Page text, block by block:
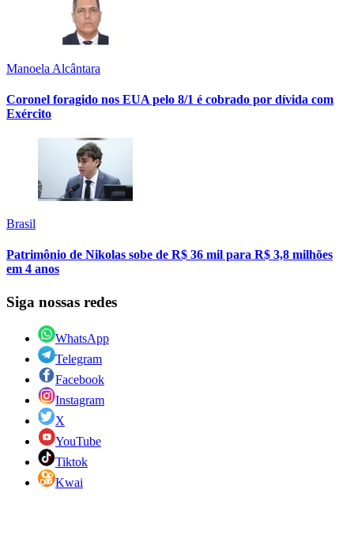
Manoela Alcântara
Coronel foragido nos EUA pelo 8/1 é cobrado por dívida com
Exército
Brasil
Patrimônio de Nikolas sobe de R$ 36 mil para R$ 3,8 milhões
em 4 anos
Siga nossas redes
WhatsApp
Telegram
Facebook
Instagram
X
YouTube
Tiktok
Kwai